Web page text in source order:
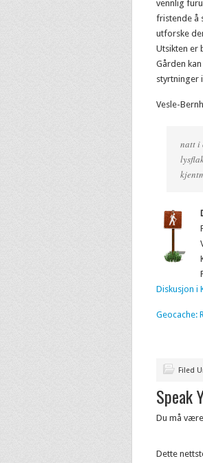
vennlig
fristende å
utforske
Utsikten er
Gården
styrtninger
Vesle-
natt i
Diskusjon i
Geocache:
Filed
Speak
Du må være
Dette